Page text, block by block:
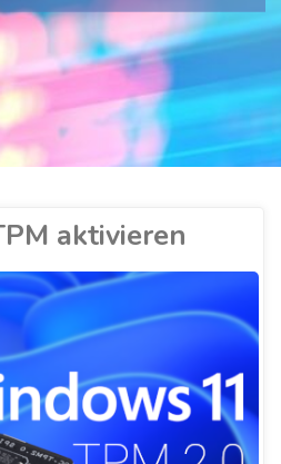
aktivieren